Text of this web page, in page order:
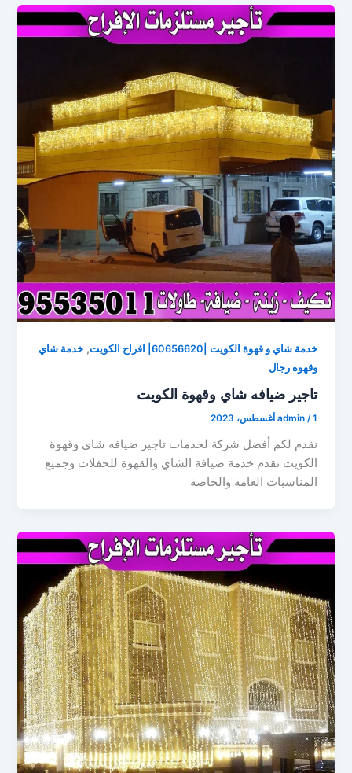
خدمة شاي و قهوة الكويت |60656620| افراح الكويت ,خدمة شاي
وقهوه رجال
تاجير ضيافه شاي وقهوة الكويت
admin /1 أغسطس، 2023
نقدم لكم أفضل شركة لخدمات تاجير ضيافه شاي وقهوة
الكويت تقدم خدمة ضيافة الشاي والقهوة للحفلات وجميع
المناسبات العامة والخاصة